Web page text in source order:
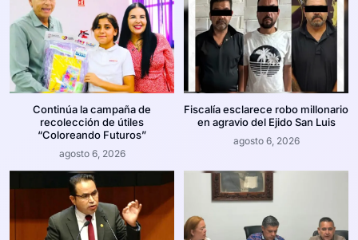
Continúa la campaña de
recolección de útiles
“Coloreando Futuros”
agosto 6, 2026
Fiscalía esclarece robo millonario
en agravio del Ejido San Luis
agosto 6, 2026